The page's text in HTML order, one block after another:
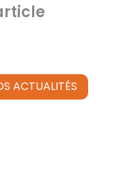
ACTUALITÉS